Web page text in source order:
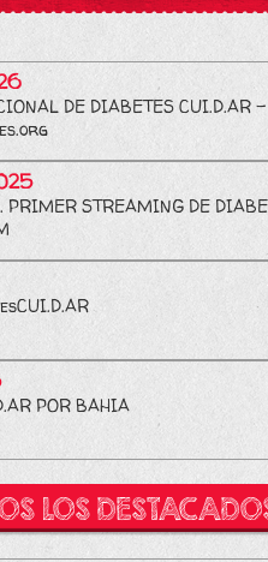
DE DIABETES CUI.D.AR -
PRIMER STREAMING DE
POR BAHIA
LOS